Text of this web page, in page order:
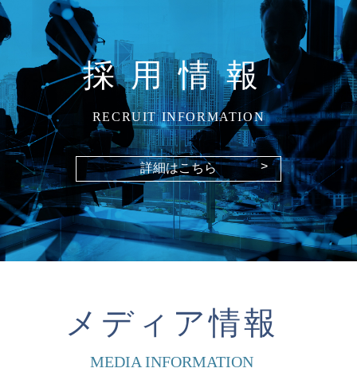
採用情報
RECRUIT INFORMATION
詳細はこちら >
メディア情報
MEDIA INFORMATION